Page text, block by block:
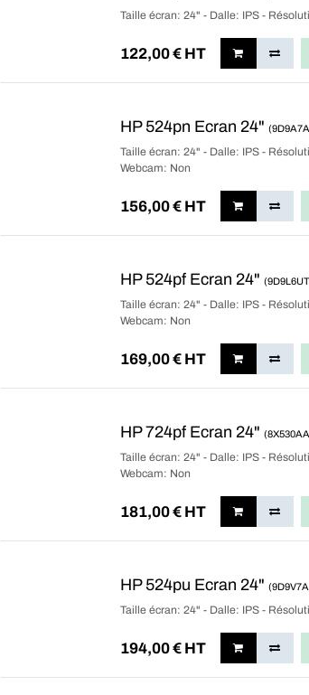
Taille écran: 24" - Dalle: IPS -
122,00€ HT
HP 524pn Ecran 24"
Taille écran: 24" - Dalle: IPS -
Webcam: Non
156,00€ HT
HP 524pf Ecran 24"
Taille écran: 24" - Dalle: IPS -
Webcam: Non
169,00€ HT
HP 724pf Ecran 24"
Taille écran: 24" - Dalle: IPS -
Webcam: Non
181,00€ HT
HP 524pu Ecran 24"
Taille écran: 24" - Dalle: IPS -
194,00€ HT